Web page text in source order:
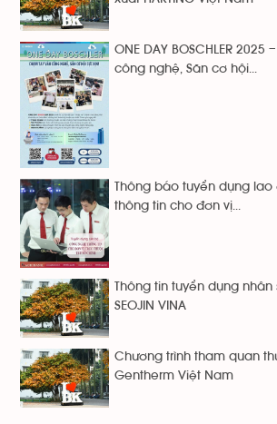
ONE DAY BOSCHLER
công nghệ, Săn cơ hội...
Thông báo tuyển dụng
thông tin cho đơn vị...
Thông tin tuyển dụng nhân
SEOJIN VINA
Chương trình tham quan
Gentherm Việt Nam